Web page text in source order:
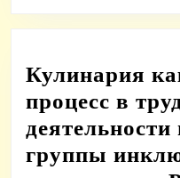
Кулинария
процесс в
группы